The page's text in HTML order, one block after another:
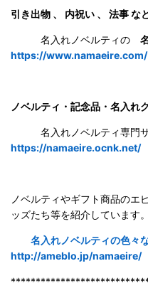
引き出物 、 内祝い 、 法事 な
名入れノベルティの
https://www.namaeire.com/
ノベルティ・記念品・名入れ
名入れノベルティ専門
https://namaeire.ocnk.net/
ノベルティやギフト商品のエ
ッズたち等を紹介しています。
名入れノベルティの色々
http://ameblo.jp/namaeire/